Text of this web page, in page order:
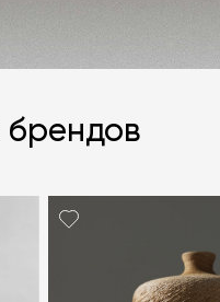
брендов